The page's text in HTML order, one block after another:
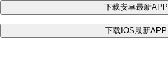
下载安卓最新APP
下载IOS最新APP